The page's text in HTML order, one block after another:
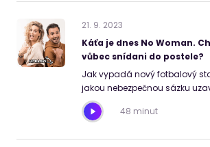
21. 9. 2023
Káťa je dnes No Woman.
vůbec snídani do postele?
Jak vypadá nový fotbalový
jakou nebezpečnou sázku
48 minut